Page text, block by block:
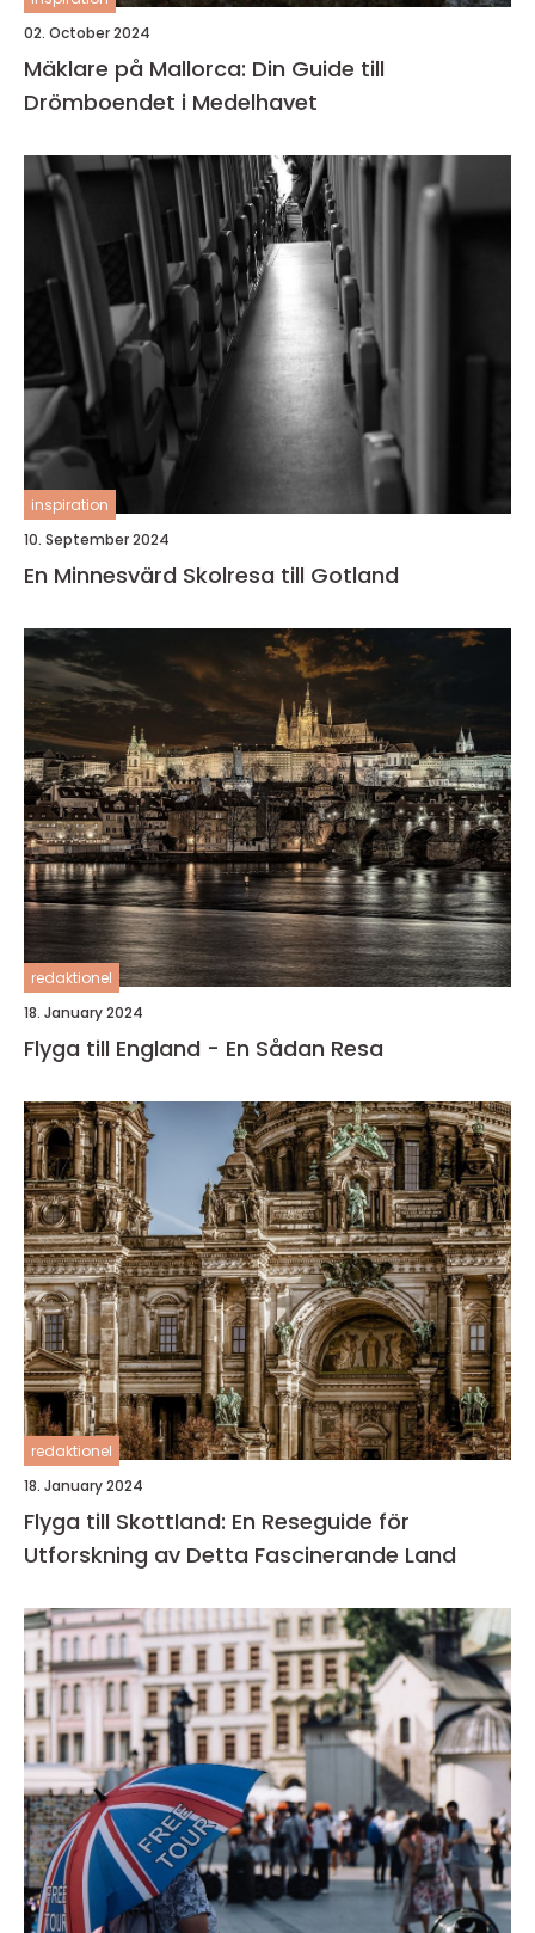
02. October 2024
Mäklare på Mallorca: Din Guide till
Drömboendet i Medelhavet
inspiration
10. September 2024
En Minnesvärd Skolresa till Gotland
redaktionel
18. January 2024
Flyga till England - En Sådan Resa
redaktionel
18. January 2024
Flyga till Skottland: En Reseguide för
Utforskning av Detta Fascinerande Land